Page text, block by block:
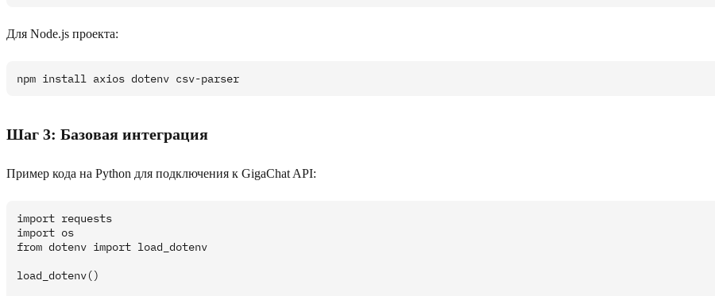
Для Node.js проекта:
Шаг 3: Базовая интеграция
Пример кода на Python для подключения к GigaChat API:
import requests
import os
from dotenv import load_dotenv
load_dotenv()